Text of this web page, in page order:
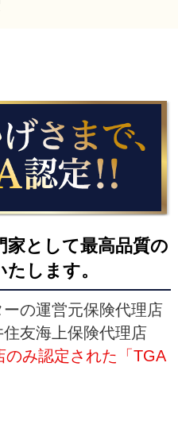
家として最高品質の
します。
の運営元保険代理店
友海上保険代理店
み認定された「TGA